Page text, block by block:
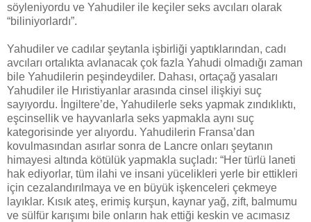
söyleniyordu ve Yahudiler ile keçiler seks avcıları olarak
“biliniyorlardı”.
Yahudiler ve cadılar şeytanla işbirliği yaptıklarından, cadı
avcıları ortalıkta avlanacak çok fazla Yahudi olmadığı zaman
bile Yahudilerin peşindeydiler. Dahası, ortaçağ yasaları
Yahudiler ile Hıristiyanlar arasında cinsel ilişkiyi suç
sayıyordu. İngiltere’de, Yahudilerle seks yapmak zındıklıktı,
eşcinsellik ve hayvanlarla seks yapmakla aynı suç
kategorisinde yer alıyordu. Yahudilerin Fransa’dan
kovulmasından asırlar sonra de Lancre onları şeytanın
himayesi altında kötülük yapmakla suçladı: “Her türlü laneti
hak ediyorlar, tüm ilahi ve insani yücelikleri yerle bir ettikleri
için cezalandırılmaya ve en büyük işkenceleri çekmeye
layıklar. Kısık ateş, erimiş kurşun, kaynar yağ, zift, balmumu
ve sülfür karışımı bile onların hak ettiği keskin ve acımasız